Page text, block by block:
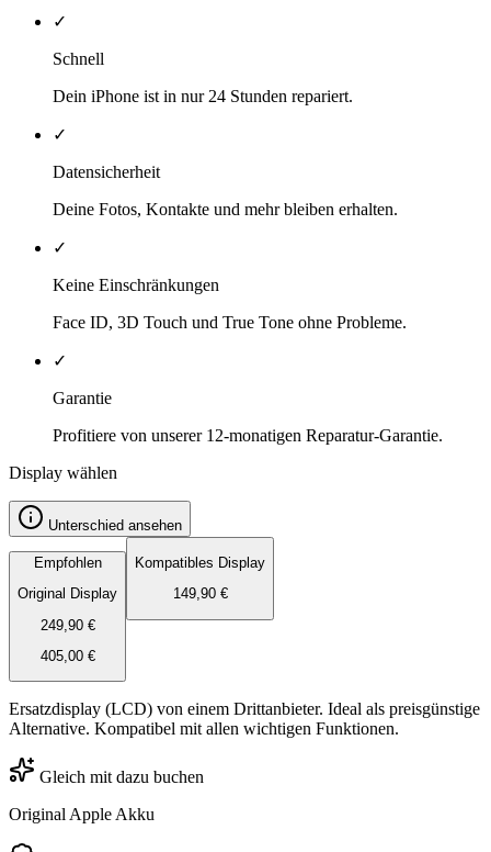
✓
Schnell
Dein iPhone ist in nur 24 Stunden repariert.
✓
Datensicherheit
Deine Fotos, Kontakte und mehr bleiben erhalten.
✓
Keine Einschränkungen
Face ID, 3D Touch und True Tone ohne Probleme.
✓
Garantie
Profitiere von unserer 12-monatigen Reparatur-Garantie.
Display wählen
Unterschied ansehen
Empfohlen
Original Display
249,90€
405,00€
Kompatibles Display
149,90€
Ersatzdisplay (LCD) von einem Drittanbieter. Ideal als preisgünstige
Alternative. Kompatibel mit allen wichtigen Funktionen.
Gleich mit dazu buchen
Original Apple Akku